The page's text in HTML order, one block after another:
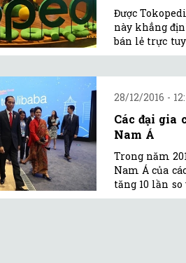
Được
này khẳng
bán lẻ trực
28/12/2016 -
Các đại gia
Nam Á
Trong năm
Nam Á của
tăng 10 lần so